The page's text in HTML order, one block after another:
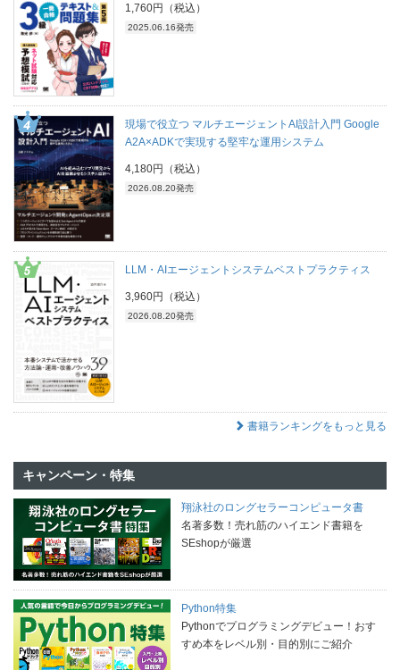
1,760円（税込）
2025.06.16発売
現場で役立つ マルチエージェントAI設計入門 Google
A2A×ADKで実現する堅牢な運用システム
4,180円（税込）
2026.08.20発売
LLM・AIエージェントシステムベストプラクティス
3,960円（税込）
2026.08.20発売
書籍ランキングをもっと見る
キャンペーン・特集
翔泳社のロングセラーコンピュータ書
名著多数！売れ筋のハイエンド書籍を
SEshopが厳選
Python特集
Pythonでプログラミングデビュー！おす
すめ本をレベル別・目的別にご紹介